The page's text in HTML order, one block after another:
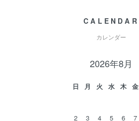
CALENDAR
カレンダー
2026年8月
日 月 火 水 木 金
2
3 4 5 6 7